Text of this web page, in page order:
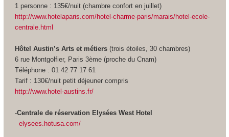
1 personne : 135€/nuit (chambre confort en juillet)
http://www.hotelaparis.com/hotel-charme-paris/marais/hotel-ecole-
centrale.html
Hôtel Austin’s Arts et métiers(trois étoiles, 30 chambres)
6 rue Montgolfier, Paris 3ème (proche du Cnam)
Téléphone : 01 42 77 17 61
Tarif : 130€/nuit petit déjeuner compris
http://www.hotel-austins.fr/
-Centrale de réservation Elysées West Hotel
elysees.hotusa.com/